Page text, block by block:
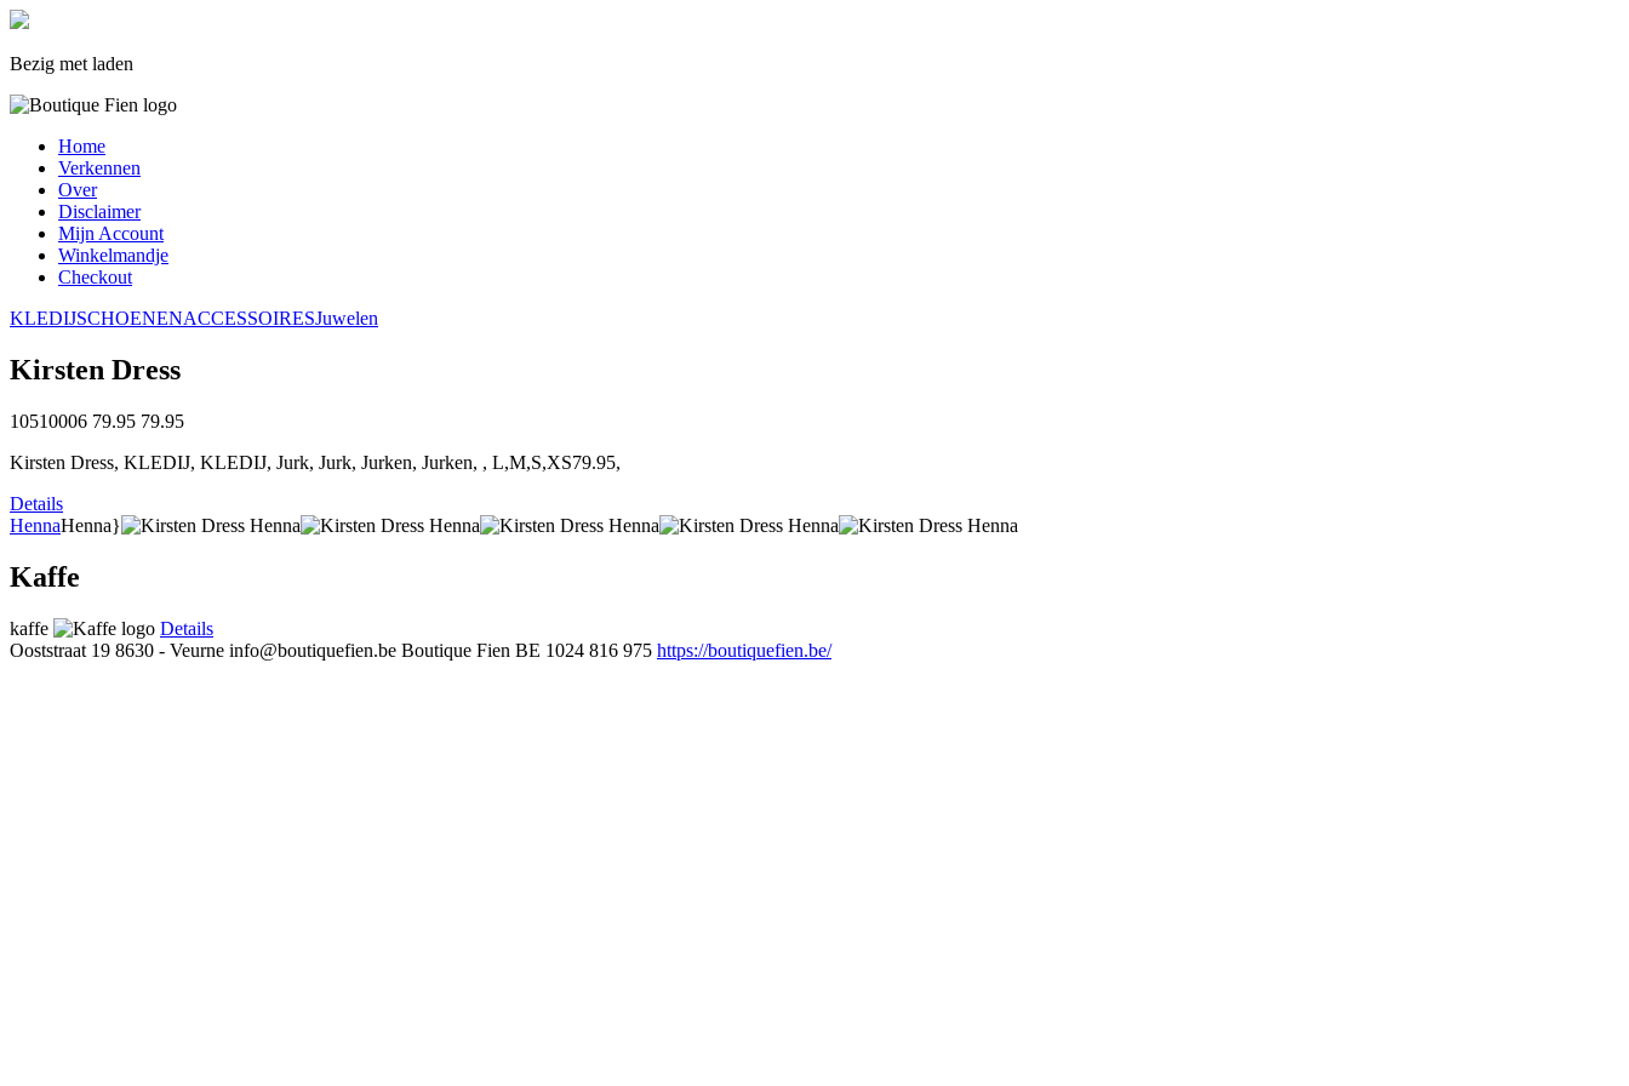
Bezig met laden
Home
Verkennen
Over
Disclaimer
Mijn Account
Winkelmandje
Checkout
KLEDIJSCHOENENACCESSOIRESJuwelen
Kirsten Dress
10510006 79.95 79.95
Kirsten Dress, KLEDIJ, KLEDIJ, Jurk, Jurk, Jurken, Jurken, , L,M,S,XS79.95,
Details
HennaHenna}
Kaffe
kaffe
Details
Ooststraat 19 8630 - Veurne info@boutiquefien.be Boutique Fien BE 1024 816 975 https://boutiquefien.be/